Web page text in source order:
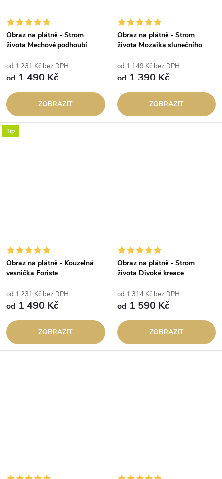
Obraz na plátně - Strom
života Mechové podhoubí
od 1 231 Kč bez DPH
od 1 490 Kč
ZOBRAZIT
Obraz na plátně - Strom
života Mozaika slunečního
od 1 149 Kč bez DPH
od 1 390 Kč
ZOBRAZIT
Tip
Obraz na plátně - Kouzelná
vesnička Foriste
od 1 231 Kč bez DPH
od 1 490 Kč
ZOBRAZIT
Obraz na plátně - Strom
života Divoké kreace
od 1 314 Kč bez DPH
od 1 590 Kč
ZOBRAZIT